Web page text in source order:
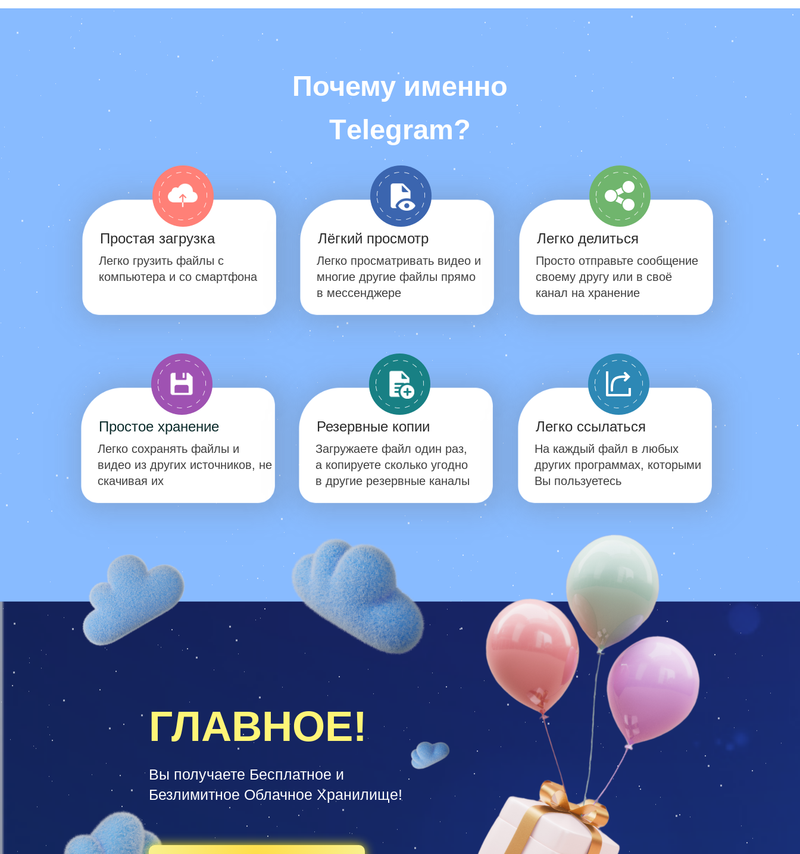
Простая загрузка
Легко грузить файлы с
компьютера и со смартфона
Лёгкий просмотр
Легко просматривать видео и
многие другие файлы прямо
в мессенджере
Резервные копии
Загружаете файл один раз,
а копируете сколько угодно
в другие резервные каналы
Простое хранение
Легко сохранять файлы и
видео из других источников, не
скачивая их
Легко делиться
Легко ссылаться
На каждый файл в любых
других программах, которыми
Вы пользуетесь
Просто отправьте сообщение
своему другу или в своё
канал на хранение
Почему именно
Тelegram?
ГЛАВНОЕ!
Вы получаете Бесплатное и
Безлимитное Облачное Хранилище!